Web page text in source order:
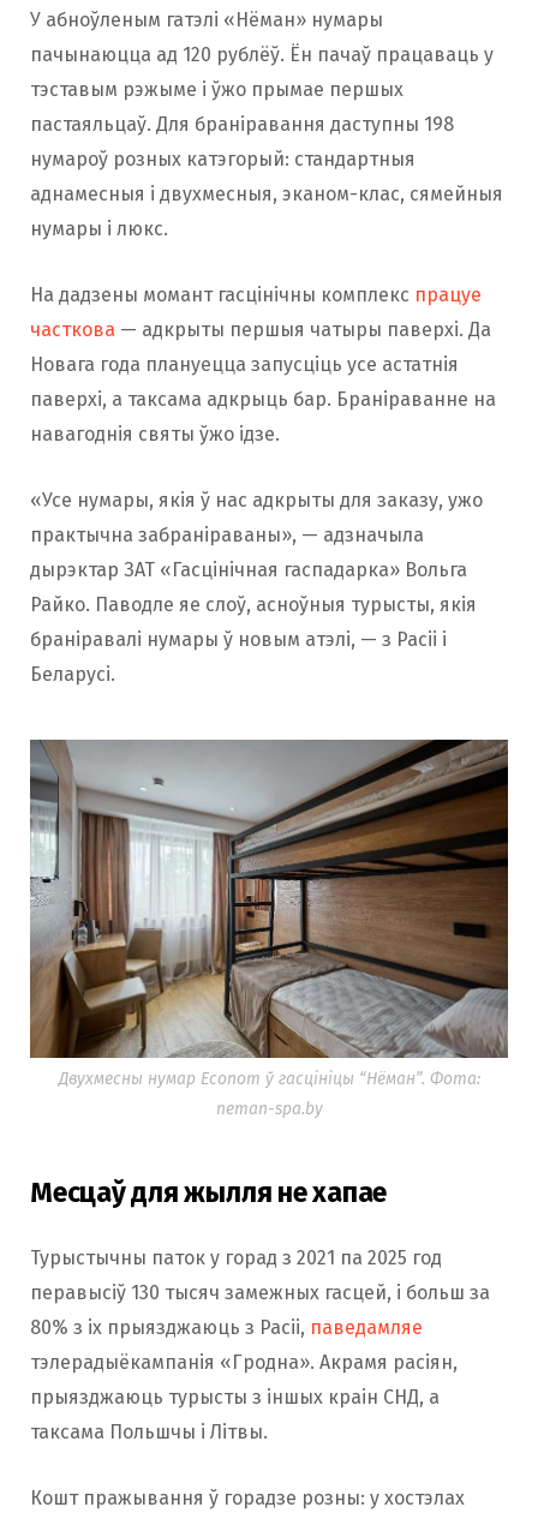
У абноўленым гатэлі «Нёман» нумары
пачынаюцца ад 120 рублёў. Ён пачаў працаваць у
тэставым рэжыме і ўжо прымае першых
пастаяльцаў. Для браніравання даступны 198
нумароў розных катэгорый: стандартныя
аднамесныя і двухмесныя, эканом-клас, сямейныя
нумары і люкс.
На дадзены момант гасцінічны комплекс працуе
часткова — адкрыты першыя чатыры паверхі. Да
Новага года плануецца запусціць усе астатнія
паверхі, а таксама адкрыць бар. Браніраванне на
навагоднія святы ўжо ідзе.
«Усе нумары, якія ў нас адкрыты для заказу, ужо
практычна забраніраваны», — адзначыла
дырэктар ЗАТ «Гасцінічная гаспадарка» Вольга
Райко. Паводле яе слоў, асноўныя турысты, якія
браніравалі нумары ў новым атэлі, — з Расіі і
Беларусі.
Двухмесны нумар Econom ў гасцініцы “Нёман”. Фота:
neman-spa.by
Месцаў для жылля не хапае
Турыстычны паток у горад з 2021 па 2025 год
перавысіў 130 тысяч замежных гасцей, і больш за
80% з іх прыязджаюць з Расіі, паведамляе
тэлерадыёкампанія «Гродна». Акрамя расіян,
прыязджаюць турысты з іншых краін СНД, а
таксама Польшчы і Літвы.
Кошт пражывання ў горадзе розны: у хостэлах